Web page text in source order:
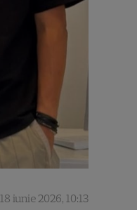
18 iunie 2026, 10:13